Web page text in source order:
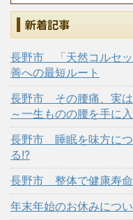
新着記事
長野市 「天然コルセッ
善への最短ルート
長野市 その腰痛、実は
～一生ものの腰を手に
長野市 睡眠を味方に
る!?
長野市 整体で健康寿
年末年始のお休みにつ